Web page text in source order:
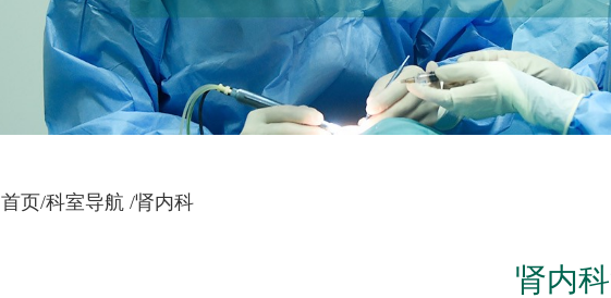
首页/科室导航 /肾内科
肾内